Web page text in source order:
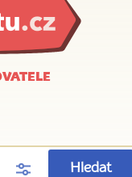
Hledat